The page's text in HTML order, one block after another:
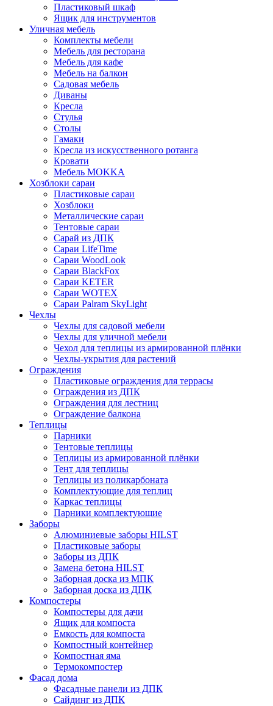
Пластиковый шкаф
Ящик для инструментов
Уличная мебель
Комплекты мебели
Мебель для ресторана
Мебель для кафе
Мебель на балкон
Садовая мебель
Диваны
Кресла
Стулья
Столы
Гамаки
Кресла из искусственного ротанга
Кровати
Мебель MOKKA
Хозблоки сараи
Пластиковые сараи
Хозблоки
Металлические сараи
Тентовые сараи
Сарай из ДПК
Cараи LifeTime
Cараи WoodLook
Сараи BlackFox
Сараи KETER
Сараи WOTEX
Сараи Palram SkyLight
Чехлы
Чехлы для садовой мебели
Чехлы для уличной мебели
Чехол для теплицы из армированной плёнки
Чехлы-укрытия для растений
Ограждения
Пластиковые ограждения для террасы
Ограждения из ДПК
Ограждения для лестниц
Ограждение балкона
Теплицы
Парники
Тентовые теплицы
Теплицы из армированной плёнки
Тент для теплицы
Теплицы из поликарбоната
Комплектующие для теплиц
Каркас теплицы
Парники комплектующие
Заборы
Алюминиевые заборы HILST
Пластиковые заборы
Заборы из ДПК
Замена бетона HILST
Заборная доска из МПК
Заборная доска из ДПК
Компостеры
Компостеры для дачи
Ящик для компоста
Емкость для компоста
Компостный контейнер
Компостная яма
Термокомпостер
Фасад дома
Фасадные панели из ДПК
Сайдинг из ДПК